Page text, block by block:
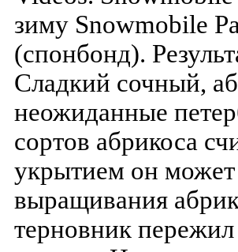
зиму Snowmobile
(спонбонд).
Сладкий сочный,
неожиданные
сортов абрикоса
укрытием он
выращивания
терновник